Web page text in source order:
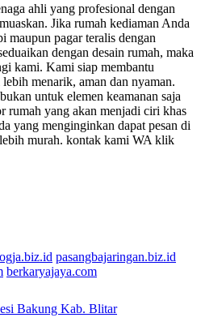
ahli yang profesional dengan
Jika rumah kediaman Anda
maupun pagar teralis dengan
dengan desain rumah, maka
kami. Kami siap membantu
menarik, aman dan nyaman.
untuk elemen keamanan saja
rumah yang akan menjadi ciri khas
yang menginginkan dapat pesan di
murah. kontak kami WA klik
pasangbajaringan.biz.id
berkaryajaya.com
Bakung Kab. Blitar